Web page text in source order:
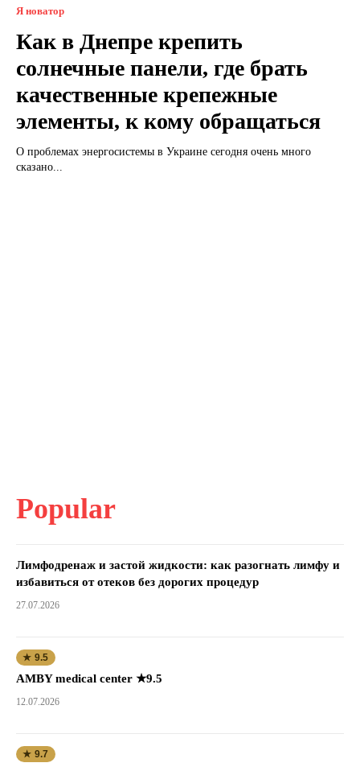
Я новатор
Как в Днепре крепить
солнечные панели, где брать
качественные крепежные
элементы, к кому обращаться
О проблемах энергосистемы в Украине сегодня очень много
сказано...
Popular
Лимфодренаж и застой жидкости: как разогнать лимфу и
избавиться от отеков без дорогих процедур
27.07.2026
★ 9.5
AMBY medical center ★9.5
12.07.2026
★ 9.7